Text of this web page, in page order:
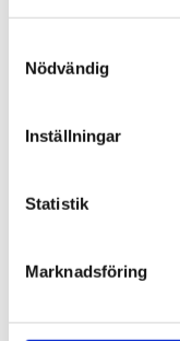
Nödvändig
Inställningar
Statistik
Marknadsföring